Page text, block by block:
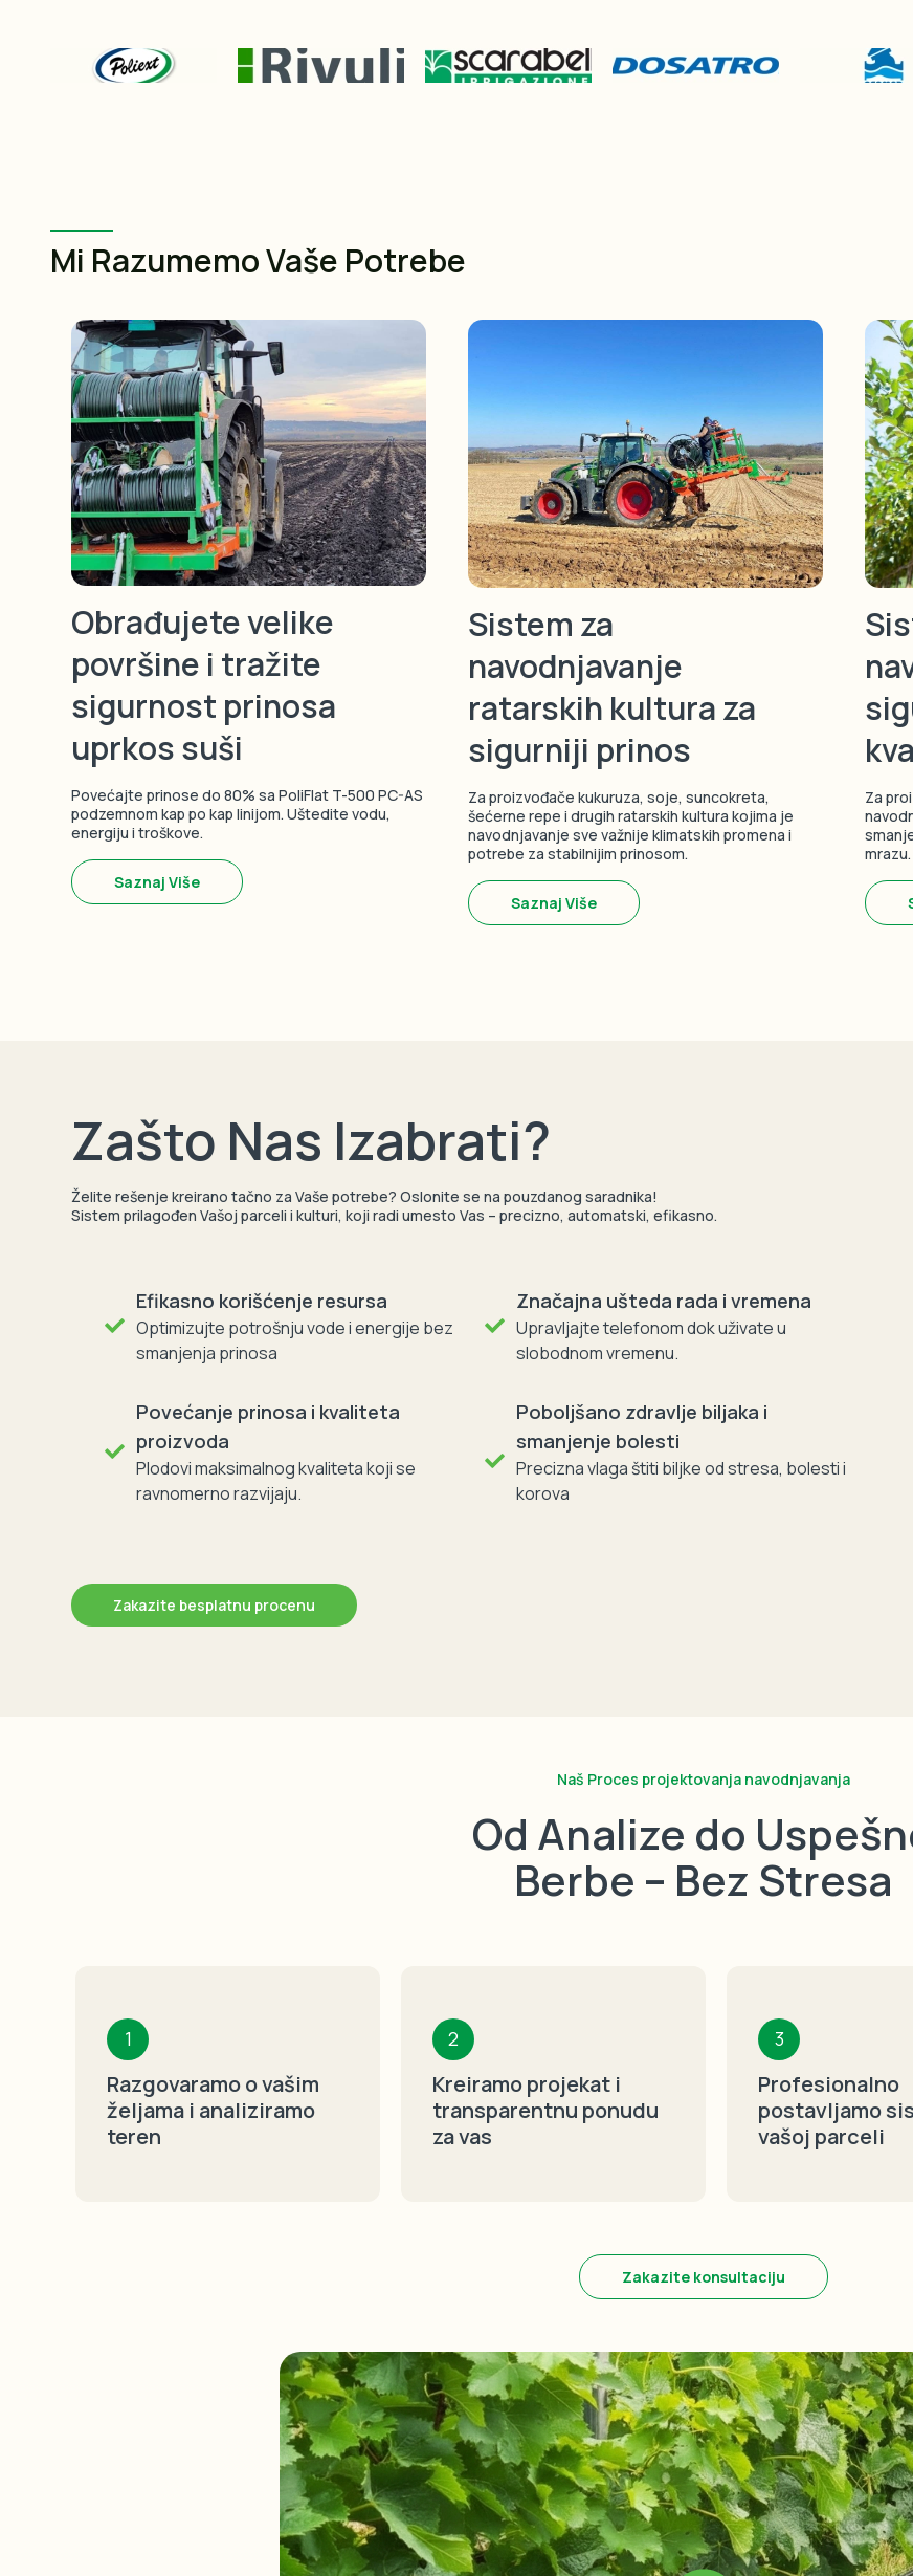
Mi Razumemo Vaše Potrebe
Obrađujete velike
površine i tražite
sigurnost prinosa
uprkos suši
Povećajte prinose do 80% sa PoliFlat T-500 PC-AS
podzemnom kap po kap linijom. Uštedite vodu,
energiju i troškove.
Saznaj Više
Sistem za
navodnjavanje
ratarskih kultura za
sigurniji prinos
Za proizvođače kukuruza, soje, suncokreta,
šećerne repe i drugih ratarskih kultura kojima je
navodnjavanje sve važnije klimatskih promena i
potrebe za stabilnijim prinosom.
Saznaj Više
Za
mrazu.
Zašto Nas Izabrati?
Želite rešenje kreirano tačno za Vaše potrebe? Oslonite se na pouzdanog saradnika!
Sistem prilagođen Vašoj parceli i kulturi, koji radi umesto Vas – precizno, automatski, efikasno.
Efikasno korišćenje resursa
Optimizujte potrošnju vode i energije bez
smanjenja prinosa
Povećanje prinosa i kvaliteta
proizvoda
Plodovi maksimalnog kvaliteta koji se
ravnomerno razvijaju.
Značajna ušteda rada i vremena
Upravljajte telefonom dok uživate u
slobodnom vremenu.
Poboljšano zdravlje biljaka i
smanjenje bolesti
Precizna vlaga štiti biljke od stresa, bolesti i
korova
Zakazite besplatnu procenu
Naš Proces projektovanja navodnjavanja
Od Analize do
Berbe – Bez Stresa
1
Razgovaramo o vašim
željama i analiziramo
teren
2
Kreiramo projekat i
transparentnu ponudu
za vas
3
Profesionalno
postavljamo
vašoj parceli
Zakazite konsultaciju